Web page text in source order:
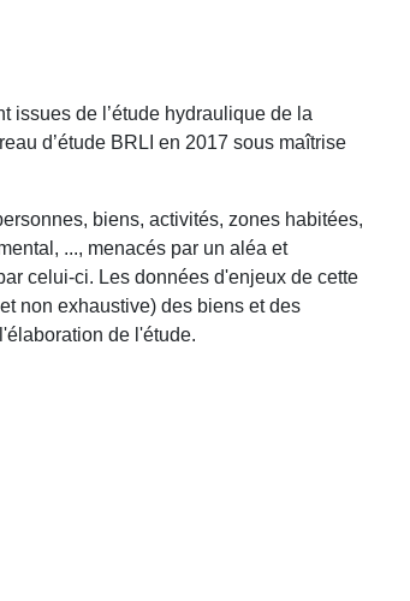
issues de l’étude hydraulique de la
d’étude BRLI en 2017 sous maîtrise
biens, activités, zones habitées,
..., menacés par un aléa et
celui-ci. Les données d'enjeux de cette
non exhaustive) des biens et des
de l'étude.